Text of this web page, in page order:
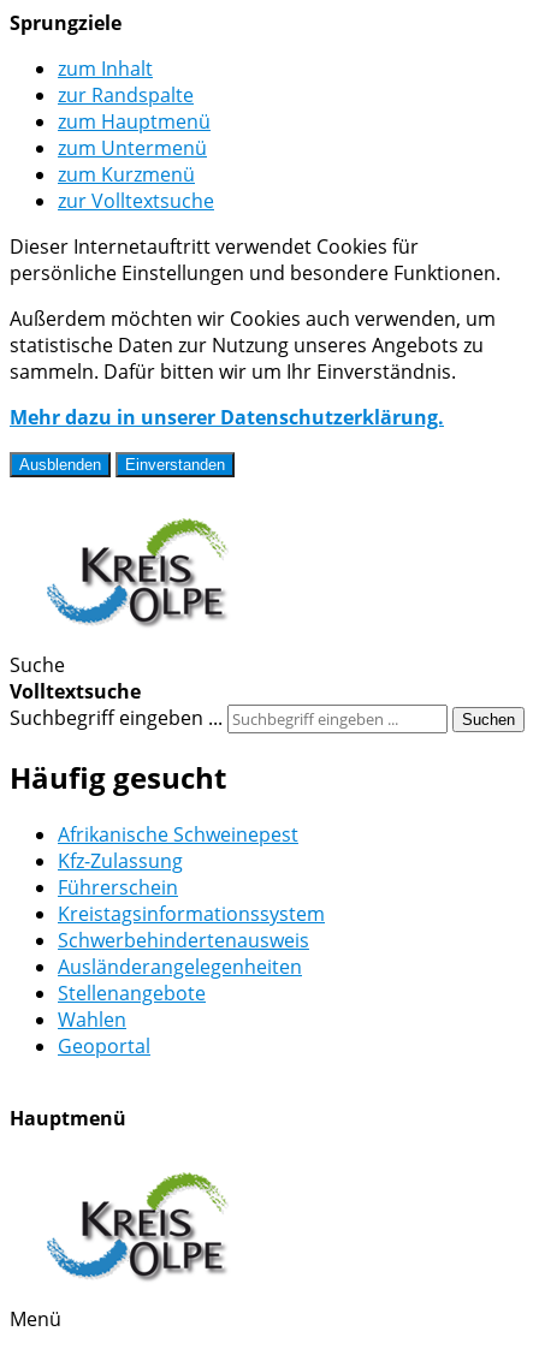
Sprungziele
zum Inhalt
zur Randspalte
zum Hauptmenü
zum Untermenü
zum Kurzmenü
zur Volltextsuche
Dieser Internetauftritt verwendet Cookies für
persönliche Einstellungen und besondere Funktionen.
Außerdem möchten wir Cookies auch verwenden, um
statistische Daten zur Nutzung unseres Angebots zu
sammeln. Dafür bitten wir um Ihr Einverständnis.
Mehr dazu in unserer Datenschutzerklärung.
Ausblenden Einverstanden
Suche
Volltextsuche
Suchbegriff eingeben ...
Suchen
Häufig gesucht
Afrikanische Schweinepest
Kfz-Zulassung
Führerschein
Kreistagsinformationssystem
Schwerbehindertenausweis
Ausländerangelegenheiten
Stellenangebote
Wahlen
Geoportal
Hauptmenü
Menü